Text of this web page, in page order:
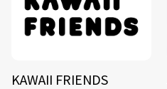
KAWAII FRIENDS